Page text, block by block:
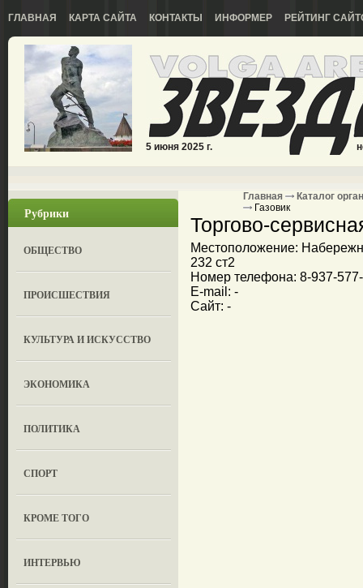
ГЛАВНАЯ КАРТА САЙТА КОНТАКТЫ ИНФОРМЕР РЕЙТИНГ
5 июня 2025 г.
Рубрики
ОБЩЕСТВО
ПРОИСШЕСТВИЯ
КУЛЬТУРА И ИСКУССТВО
ЭКОНОМИКА
ПОЛИТИКА
СПОРТ
КРОМЕ ТОГО
ИНТЕРВЬЮ
Главная
Каталог
Газовик
Торгово-
Местоположение:
232 ст2
Номер телефона: 8-937-
E-mail: -
Сайт: -